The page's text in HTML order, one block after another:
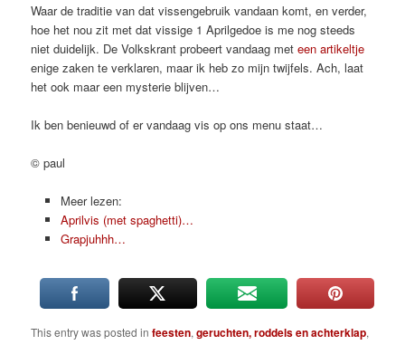
Waar de traditie van dat vissengebruik vandaan komt, en verder,
hoe het nou zit met dat vissige 1 Aprilgedoe is me nog steeds
niet duidelijk. De Volkskrant probeert vandaag meteen artikeltje
enige zaken te verklaren, maar ik heb zo mijn twijfels. Ach, laat
het ook maar een mysterie blijven…
Ik ben benieuwd of er vandaag vis op ons menu staat…
© paul
Meer lezen:
Aprilvis (met spaghetti)…
Grapjuhhh…
This entry was posted infeesten,geruchten, roddels en achterklap,